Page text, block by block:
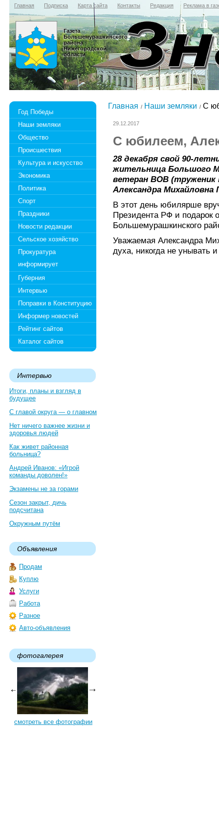
Главная Подписка Карта сайта Контакты Редакция Реклама в
Газета
Большемурашкинского
района
Нижегородской
области
Год Победы
Наши земляки
Общество
Происшествия
Культура и искусство
Экономика
Политика
Спорт
Праздники
Новости редакции
Сельское хозяйство
Прокуратура
информирует
Губерния
Интервью
Поправки в Конституцию
Информер новостей
Рейтинг сайтов
Каталог сайтов
Интервью
Итоги, планы и взгляд в
будущее
С главой округа — о главном
Нет ничего важнее жизни и
здоровья людей
Как живет районная
больница?
Андрей Иванов: «Игрой
команды доволен!»
Экзамены не за горами
Сезон закрыт, дичь
подсчитана
Окружным путём
Объявления
Продам
Куплю
Услуги
Работа
Разное
Авто-объявления
фотогалерея
смотреть все фотографии
Главная Наши земляки C
29.12.2017
C юбилеем,
28 декабря свой 90-
жительница Большого
ветеран ВОВ
Александра Михайловна
В этот день юбилярше
Президента РФ и подарок
Большемурашкинского
Уважаемая Александра
духа, никогда не унывать